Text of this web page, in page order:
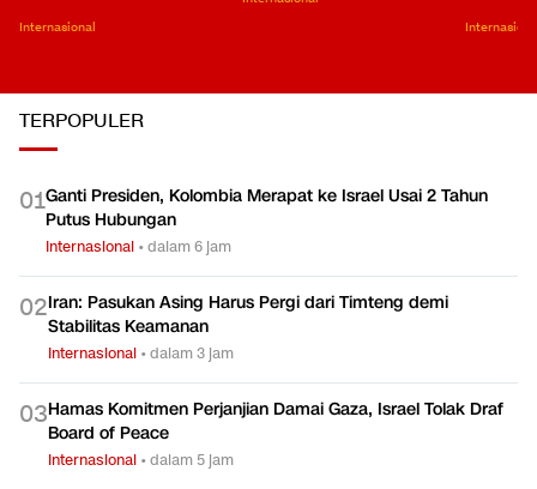
Internasional
TERPOPULER
01Ganti Presiden, Kolombia Merapat ke Israel Usai 2 Tahun
Putus Hubungan
Internasional •dalam 6 jam
02Iran: Pasukan Asing Harus Pergi dari Timteng demi
Stabilitas Keamanan
Internasional •dalam 3 jam
03Hamas Komitmen Perjanjian Damai Gaza, Israel Tolak Draf
Board of Peace
Internasional •dalam 5 jam